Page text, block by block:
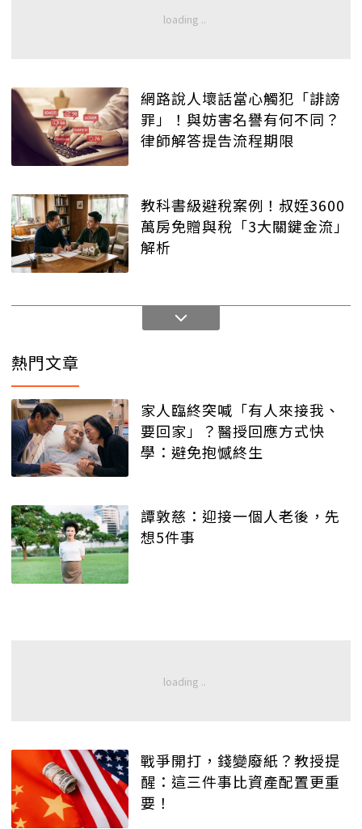
網路說人壞話當心觸犯「誹謗
罪」！與妨害名譽有何不同？
律師解答提告流程期限
教科書級避稅案例！叔姪3600
萬房免贈與稅「3大關鍵金流」
解析
熱門文章
家人臨終突喊「有人來接我、
要回家」？醫授回應方式快
學：避免抱憾終生
譚敦慈：迎接一個人老後，先
想5件事
戰爭開打，錢變廢紙？教授提
醒：這三件事比資產配置更重
要！